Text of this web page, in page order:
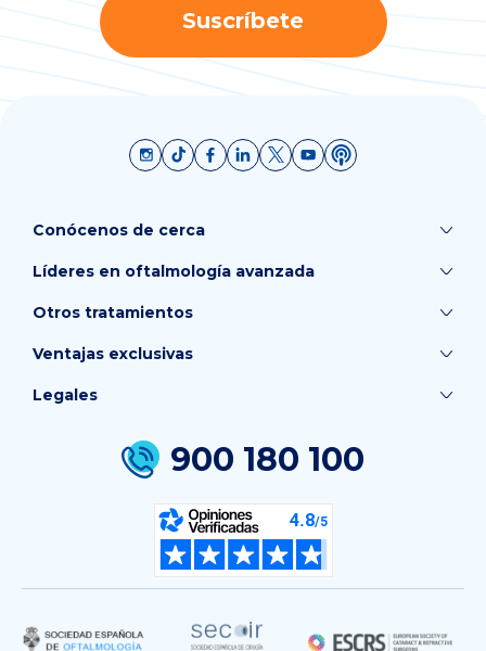
Suscríbete
Conócenos de cerca
Líderes en oftalmología avanzada
Otros tratamientos
Ventajas exclusivas
900 180 100
Legales